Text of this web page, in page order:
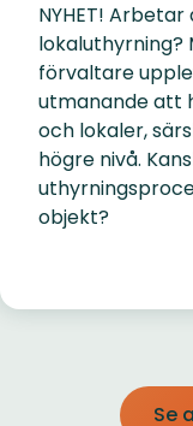
NYHET!
lokaluthyrning?
förvaltare
utmanande att
och lokaler,
högre nivå.
objekt?
Se